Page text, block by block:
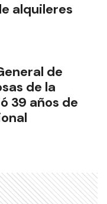
alquileres
de
de la
39 años de